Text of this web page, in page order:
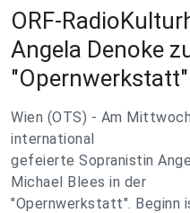
ORF-
Angela Denoke
"Opernwerkstatt"
Wien (OTS) - Am
international
gefeierte Sopranistin
Michael Blees in der
"Opernwerkstatt". Beginn